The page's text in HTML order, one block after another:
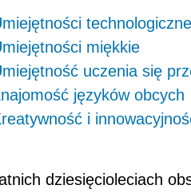
technologiczne
miękkie
uczenia się
języków obcych
i
dziesięcioleciach